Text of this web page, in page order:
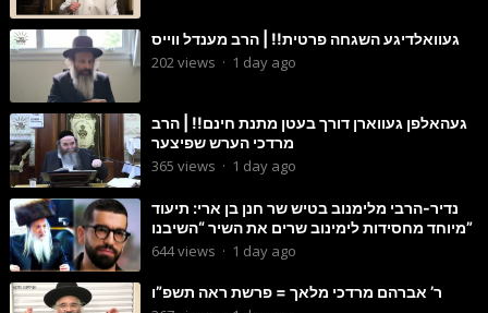
געוואלדיגע השגחה פרטית!! | הרב מענדל ווייס
202views · 1 day ago
געהאלפן געווארן דורך בעטן מתנת חינם!! | הרב
מרדכי הערש שפיצער
365 views · 1 day ago
נדיר-הרבי מלימנוב בטיש שר חנן בן ארי: תיעוד
מיוחד מחסידות לימינוב שרים את השיר “השיבנו”
644views · 1 day ago
ר’ אברהם מרדכי מלאך = פרשת ראה תשפ”ו